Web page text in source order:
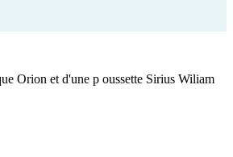
Orion et d'une p oussette Sirius Wiliam